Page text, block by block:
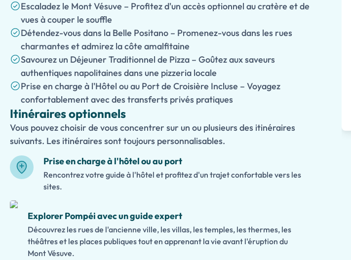
Escaladez le Mont Vésuve – Profitez d'un accès optionnel au cratère et de
vues à couper le souffle
Détendez-vous dans la Belle Positano – Promenez-vous dans les rues
charmantes et admirez la côte amalfitaine
Savourez un Déjeuner Traditionnel de Pizza – Goûtez aux saveurs
authentiques napolitaines dans une pizzeria locale
Prise en charge à l'Hôtel ou au Port de Croisière Incluse – Voyagez
confortablement avec des transferts privés pratiques
Itinéraires optionnels
Vous pouvez choisir de vous concentrer sur un ou plusieurs des itinéraires
suivants. Les itinéraires sont toujours personnalisables.
Prise en charge à l'hôtel ou au port
Rencontrez votre guide à l'hôtel et profitez d'un trajet confortable vers les
sites.
Explorer Pompéi avec un guide expert
Découvrez les rues de l'ancienne ville, les villas, les temples, les thermes, les
théâtres et les places publiques tout en apprenant la vie avant l'éruption du
Mont Vésuve.